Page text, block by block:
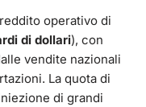
operativo di
di dollari), con
vendite nazionali
La quota di
di grandi